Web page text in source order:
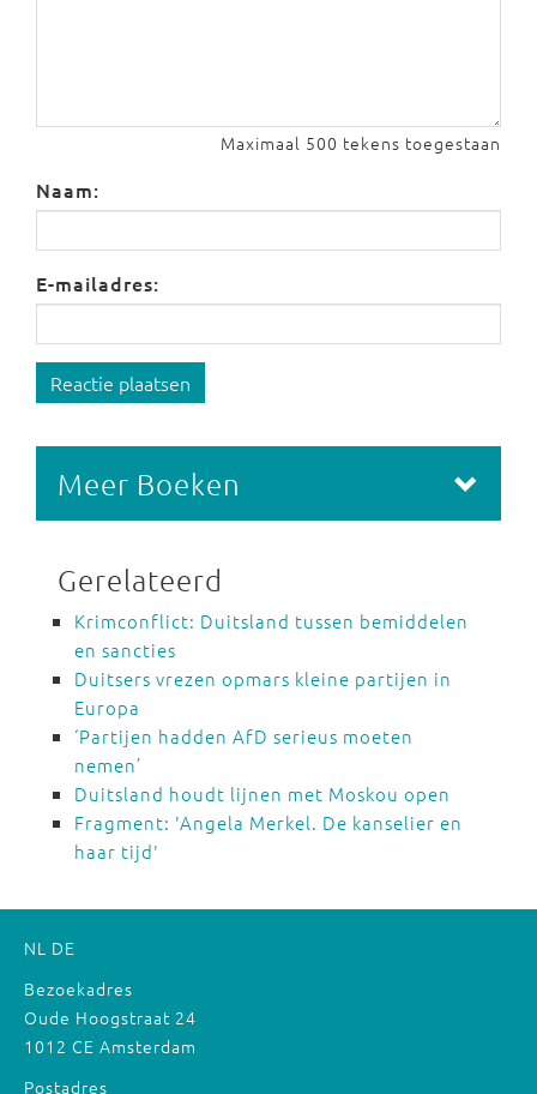
Maximaal 500 tekens toegestaan
Naam:
E-mailadres:
Reactie plaatsen
Meer Boeken
Gerelateerd
Krimconflict: Duitsland tussen bemiddelen
en sancties
Duitsers vrezen opmars kleine partijen in
Europa
‘Partijen hadden AfD serieus moeten
nemen’
Duitsland houdt lijnen met Moskou open
Fragment: 'Angela Merkel. De kanselier en
haar tijd'
NL DE
Bezoekadres
Oude Hoogstraat 24
1012 CE Amsterdam
Postadres